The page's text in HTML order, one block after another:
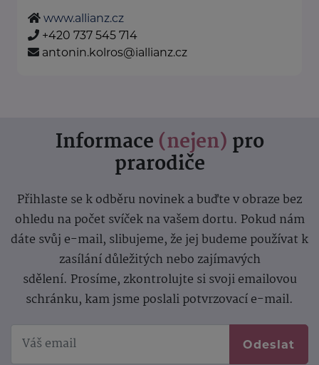
www.allianz.cz
+420 737 545 714
antonin.kolros@iallianz.cz
Informace (nejen) pro
prarodiče
Přihlaste se k odběru novinek a buďte v obraze bez
ohledu na počet svíček na vašem dortu. Pokud nám
dáte svůj e-mail, slibujeme, že jej budeme používat k
zasílání důležitých nebo zajímavých
sdělení. Prosíme, zkontrolujte si svoji emailovou
schránku, kam jsme poslali potvrzovací e-mail.
Odeslat